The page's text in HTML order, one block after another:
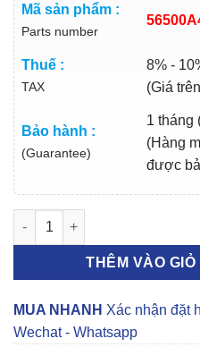
Mã sản phẩm :
Parts number
Thuế :
TAX
8% -
(Giá
Bảo hành :
(Guarantee)
1 tháng
(Hàng
được
THƯỚC LÁI KIA RONDO 2014
THÊM VÀO
MUA NHANH Xác nhận đặt
Wechat - Whatsapp